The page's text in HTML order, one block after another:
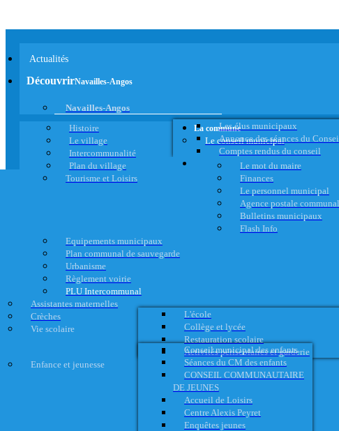
Actualités
DécouvrirNavailles-Angos
Navailles-Angos
Histoire
Le village
Intercommunalité
Plan du village
Tourisme et Loisirs
La commune
Le conseil municipal
Les élus municipaux
Annonce des séances du
Comptes rendus du conseil
Le mot du maire
Finances
Le personnel municipal
Agence postale
Bulletins municipaux
Flash Info
Equipements municipaux
Plan communal de sauvegarde
Urbanisme
Règlement voirie
PLU Intercommunal
Assistantes maternelles
Crèches
Vie scolaire
L'école
Collège et lycée
Restauration scolaire
Activités périscolaires et garderie
Enfance et jeunesse
Conseil municipal des enfants
Séances du CM des enfants
CONSEIL COMMUNAUTAIRE
DE JEUNES
Accueil de Loisirs
Centre Alexis Peyret
Enquêtes jeunes